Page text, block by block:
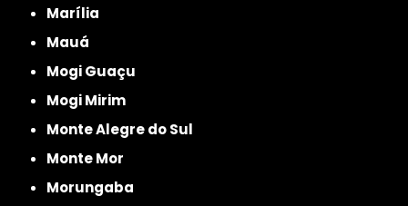
Marília
Mauá
Mogi Guaçu
Mogi Mirim
Monte Alegre do Sul
Monte Mor
Morungaba